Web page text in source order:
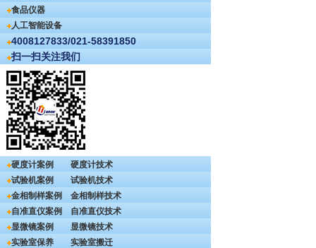
食品仪器
人工智能设备
4008127833/021-58391850
扫一扫关注我们
硬度计案例
硬度计技术
试验机案例
试验机技术
金相制样案例
金相制样技术
自准直仪案例
自准直仪技术
显微镜案例
显微镜技术
实验室保养
实验室搬迁